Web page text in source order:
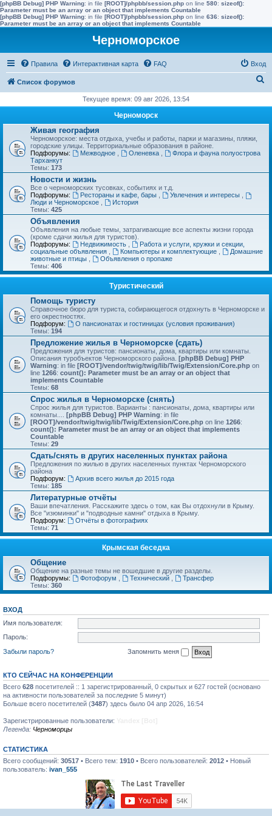
[phpBB Debug] PHP Warning: in file [ROOT]/phpbb/session.php on line 580: sizeof():
Parameter must be an array or an object that implements Countable
[phpBB Debug] PHP Warning: in file [ROOT]/phpbb/session.php on line 636: sizeof():
Parameter must be an array or an object that implements Countable
Черноморское
Правила Интерактивная карта FAQ Вход
Список форумов
с
Текущее время: 09 авг 2026, 13:54
Черноморск
Живая география
Черноморское: места отдыха, учебы и работы, парки и магазины, пляжи,
городские улицы. Территориальные образования в районе.
Подфорумы:
Межводное Оленевка
Флора и фауна полуострова
Тарханкут
Темы: 173
Новости и жизнь
Все о черноморских тусовках, событиях и т.д.
Подфорумы:
Рестораны и кафе, бары Увлечения и интересы
Люди и Черноморское
История
Темы: 425
Объявления
Объявления на любые темы, затрагивающие все аспекты жизни города
(кроме сдачи жилья для туристов).
Подфорумы:
Недвижимость
Работа и услуги, кружки и секции,
социальные объявления
Компьютеры и комплектующие
Домашние
животные и птицы
Объявления о пропаже
Темы: 406
Туристический
Помощь туристу
Справочное бюро для туриста, собирающегося отдохнуть в Черноморске и
его окрестностях.
Подфорум:
О пансионатах и гостиницах (условия проживания)
Темы: 194
Предложение жилья в Черноморске (сдать)
Предложения для туристов: пансионаты, дома, квартиры или комнаты.
Описания туробъектов Черноморского района. [phpBB Debug] PHP
Warning: in file [ROOT]/vendor/twig/twig/lib/Twig/Extension/Core.php on
line 1266: count(): Parameter must be an array or an object that
implements Countable
Темы: 68
Спрос жилья в Черноморске (снять)
Спрос жилья для туристов. Варианты : пансионаты, дома, квартиры или
комнаты.... [phpBB Debug] PHP Warning: in file
[ROOT]/vendor/twig/twig/lib/Twig/Extension/Core.php on line 1266:
count(): Parameter must be an array or an object that implements
Countable
Темы: 29
Сдать/снять в других населенных пунктах района
Предложения по жилью в других населенных пунктах Черноморского
района
Подфорум:
Архив всего жилья до 2015 года
Темы: 185
Литературные отчёты
Ваши впечатления. Расскажите здесь о том, как Вы отдохнули в Крыму.
Все "изюминки" и "подводные камни" отдыха в Крыму.
Подфорум:
Отчёты в фотографиях
Темы: 71
Крымская беседка
Общение
Общение на разные темы не вошедшие в другие разделы.
Подфорумы:
Фотофорум Технический
Трансфер
Темы: 360
ВХОД
Имя пользователя:
Пароль:
Забыли пароль?
Запомнить меня
КТО СЕЙЧАС НА КОНФЕРЕНЦИИ
Всего 628 посетителей :: 1 зарегистрированный, 0 скрытых и 627 гостей (основано
на активности пользователей за последние 5 минут)
Больше всего посетителей (3487) здесь было 04 апр 2026, 16:54
Зарегистрированные пользователи:
Легенда: Черноморцы
СТАТИСТИКА
Всего сообщений: 30517 • Всего тем: 1910 • Всего пользователей: 2012 • Новый
пользователь: ivan_555